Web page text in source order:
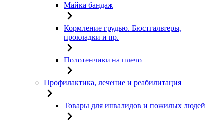
Майка бандаж
Кормление грудью. Бюстгальтеры,
прокладки и пр.
Полотенчики на плечо
Профилактика, лечение и реабилитация
Товары для инвалидов и пожилых людей